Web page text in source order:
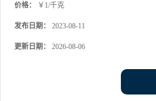
价格： ￥1/千克
发布日期： 2023-08-11
更新日期： 2026-08-06